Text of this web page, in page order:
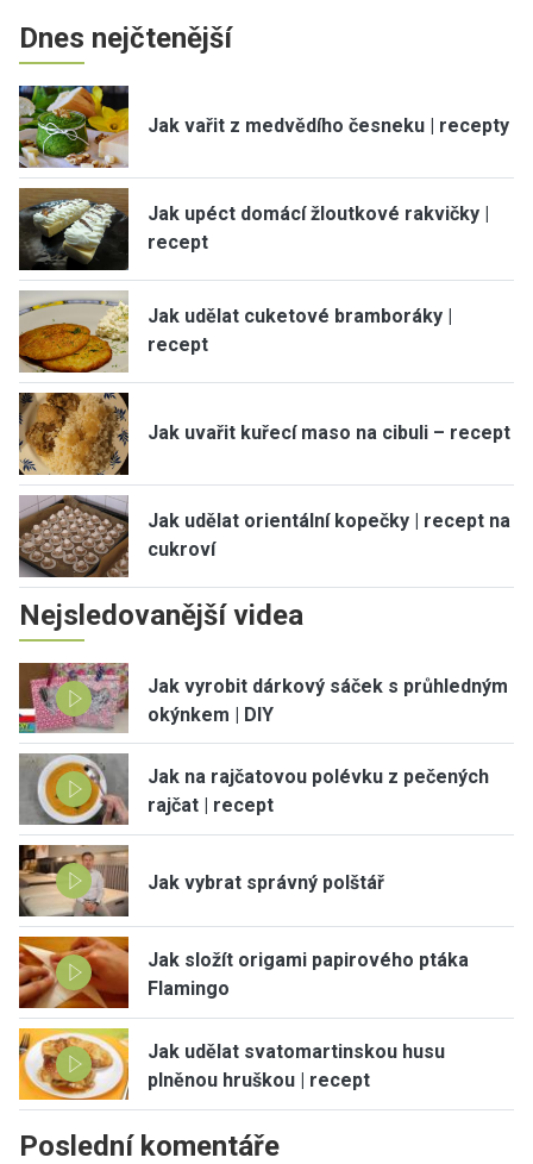
Dnes nejčtenější
Jak vařit z medvědího česneku | recepty
Jak upéct domácí žloutkové rakvičky |
recept
Jak udělat cuketové bramboráky |
recept
Jak uvařit kuřecí maso na cibuli – recept
Jak udělat orientální kopečky | recept na
cukroví
Nejsledovanější videa
Jak vyrobit dárkový sáček s průhledným
okýnkem | DIY
Jak na rajčatovou polévku z pečených
rajčat | recept
Jak vybrat správný polštář
Jak složít origami papirového ptáka
Flamingo
Jak udělat svatomartinskou husu
plněnou hruškou | recept
Poslední komentáře